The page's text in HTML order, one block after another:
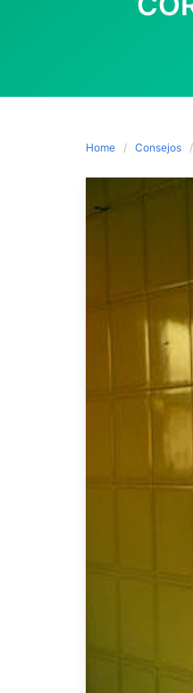
Home Consejos